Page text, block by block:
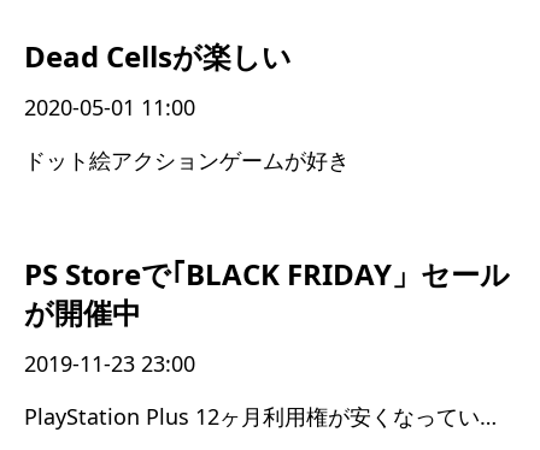
Dead Cellsが楽しい
2020-05-01 11:00
ドット絵アクションゲームが好き
PS Storeで｢BLACK FRIDAY」セール
が開催中
2019-11-23 23:00
PlayStation Plus 12ヶ月利用権が安くなっていたので購入